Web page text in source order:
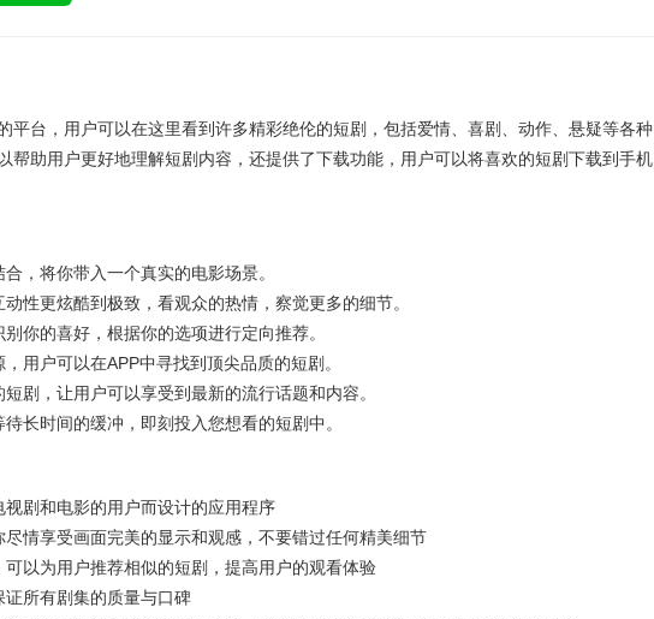
平台，用户可以在这里看到许多精彩绝伦的短剧，包括爱情、喜剧、动作、悬疑等各种
帮助用户更好地理解短剧内容，还提供了下载功能，用户可以将喜欢的短剧下载到手机
，将你带入一个真实的电影场景。
性更炫酷到极致，看观众的热情，察觉更多的细节。
你的喜好，根据你的选项进行定向推荐。
用户可以在APP中寻找到顶尖品质的短剧。
剧，让用户可以享受到最新的流行话题和内容。
长时间的缓冲，即刻投入您想看的短剧中。
剧和电影的用户而设计的应用程序
情享受画面完美的显示和观感，不要错过任何精美细节
以为用户推荐相似的短剧，提高用户的观看体验
所有剧集的质量与口碑